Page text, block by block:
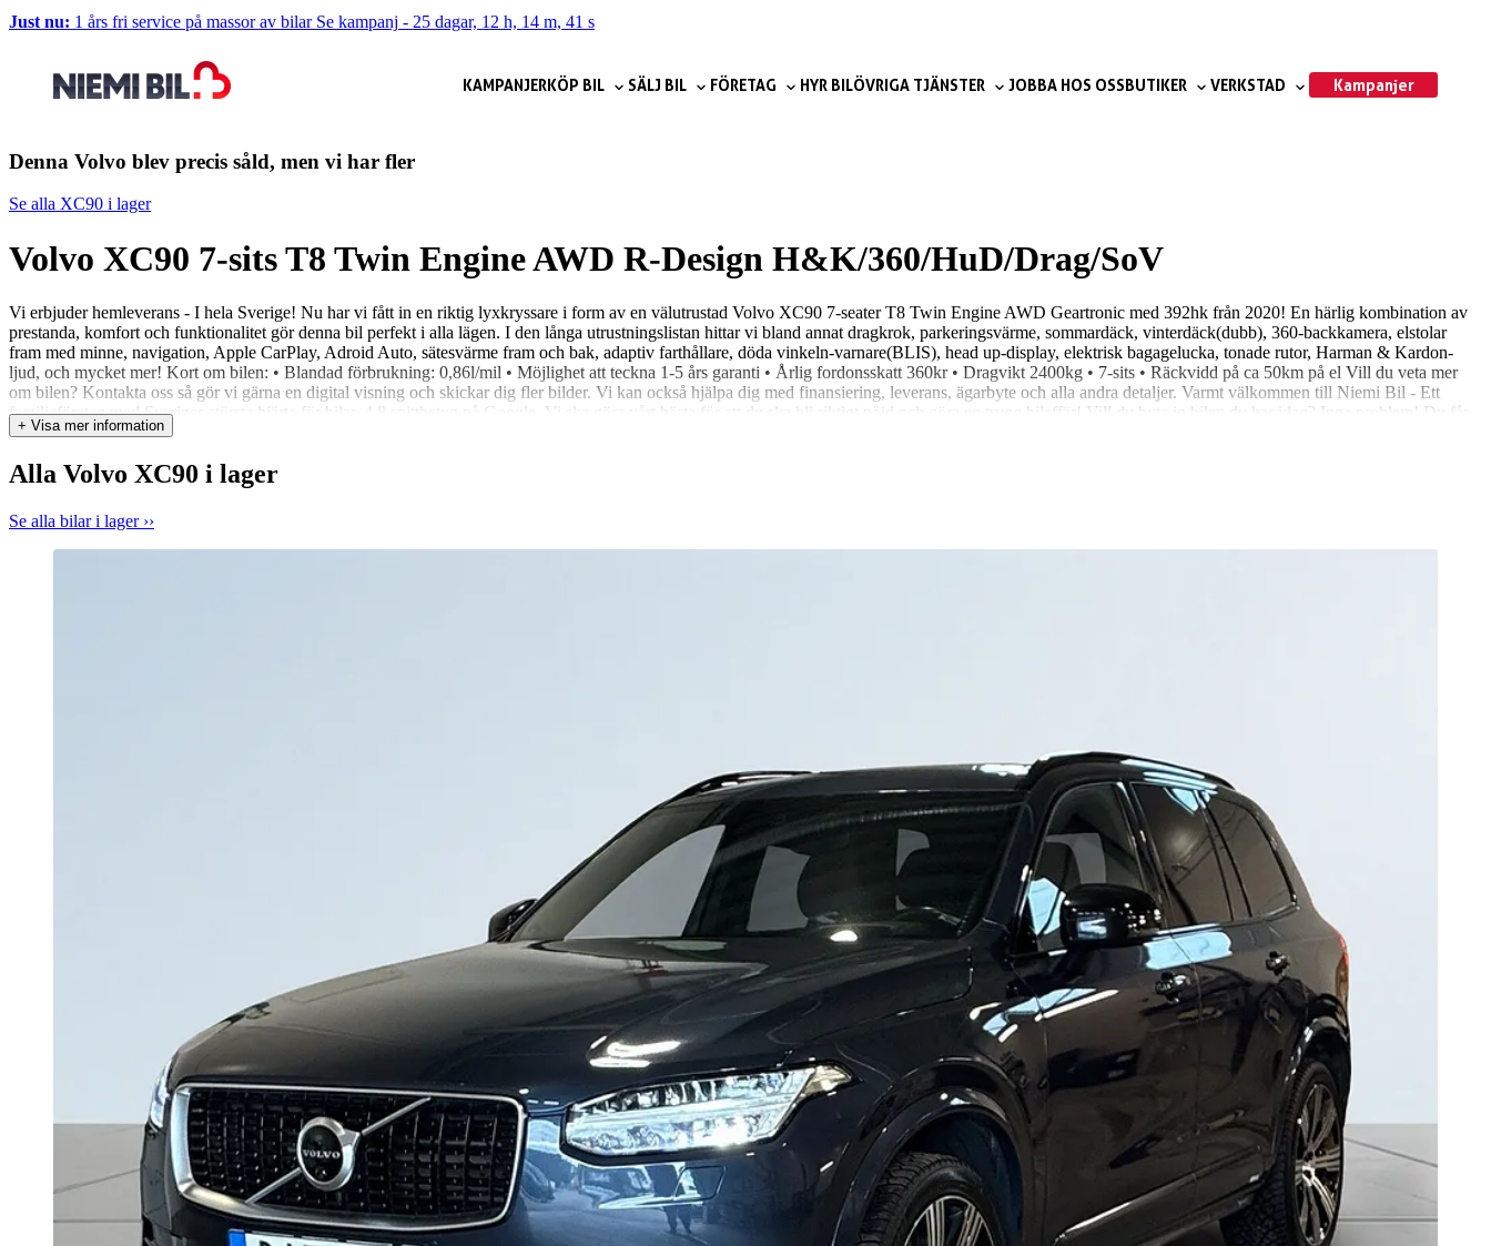
Just nu: 1 års fri service på massor av bilar Se kampanj - 25 dagar, 12 h, 14 m, 40 s
KAMPANJERKÖP BIL SÄLJ BIL FÖRETAG HYR BILÖVRIGA TJÄNSTER JOBBA HOS OSSBUTIKER VERKSTAD Kampanjer
Denna Volvo blev precis såld, men vi har fler
Se alla XC90 i lager
Volvo XC90 7-sits T8 Twin Engine AWD R-Design H&K/360/HuD/Drag/SoV
Vi erbjuder hemleverans - I hela Sverige! Nu har vi fått in en riktig lyxkryssare i form av en välutrustad Volvo XC90 7-seater T8 Twin Engine AWD Geartronic med 392hk från 2020! En härlig kombination av
prestanda, komfort och funktionalitet gör denna bil perfekt i alla lägen. I den långa utrustningslistan hittar vi bland annat dragkrok, parkeringsvärme, sommardäck, vinterdäck(dubb), 360-backkamera, elstolar
fram med minne, navigation, Apple CarPlay, Adroid Auto, sätesvärme fram och bak, adaptiv farthållare, döda vinkeln-varnare(BLIS), head up-display, elektrisk bagagelucka, tonade rutor, Harman & Kardon-
ljud, och mycket mer! Kort om bilen: • Blandad förbrukning: 0,86l/mil • Möjlighet att teckna 1-5 års garanti • Årlig fordonsskatt 360kr • Dragvikt 2400kg • 7-sits • Räckvidd på ca 50km på el Vill du veta mer
om bilen? Kontakta oss så gör vi gärna en digital visning och skickar dig fler bilder. Vi kan också hjälpa dig med finansiering, leverans, ägarbyte och alla andra detaljer. Varmt välkommen till Niemi Bil - Ett
familjeföretag med Sveriges största hjärta för bilar. 4,8 snittbetyg på Google. Vi ska göra vårt bästa för att du ska bli riktigt nöjd och göra en trygg bilaffär! Vill du byta in bilen du har idag? Inga problem! Du får
ett prisförslag från oss. Om du vill hämtar vi också bilen, tvättar, städar, sköter ägarbytet och alla detaljer. Varmt välkommen till oss på Spantgatan 8.
+ Visa mer information
Alla Volvo XC90 i lager
Se alla bilar i lager ››